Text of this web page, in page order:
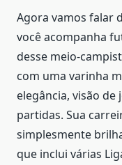
Agora vamos falar
você acompanha
desse meio-
com uma varinha
elegância, visão
partidas. Sua
simplesmente
que inclui várias